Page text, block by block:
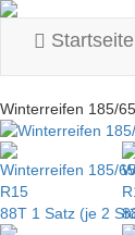
Startseite
Winterreifen 185/